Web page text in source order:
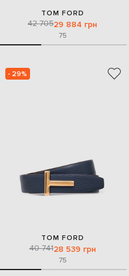
TOM FORD
42 70529 884 грн
75
- 29%
TOM FORD
40 74128 539 грн
75